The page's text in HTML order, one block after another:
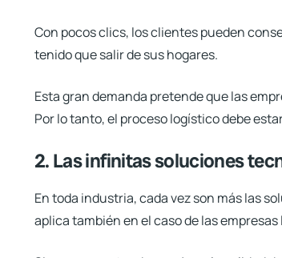
Con pocos clics, los clientes pueden
tenido que salir de sus hogares.
Esta gran demanda pretende que las
Por lo tanto, el proceso logístico debe
2. Las infinitas soluciones
En toda industria, cada vez son más las
aplica también en el caso de las